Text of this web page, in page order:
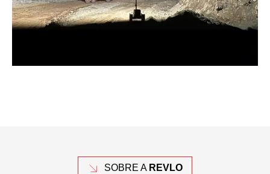
SOBRE A REVLO